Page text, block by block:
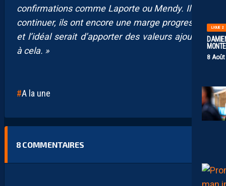
LIGUE 2
8
confirmations comme Laporte ou Mendy. Il faut
continuer, ils ont encore une marge progression
et l’idéal serait d’apporter des valeurs ajoutées
à cela. »
A la une
8 COMMENTAIRES